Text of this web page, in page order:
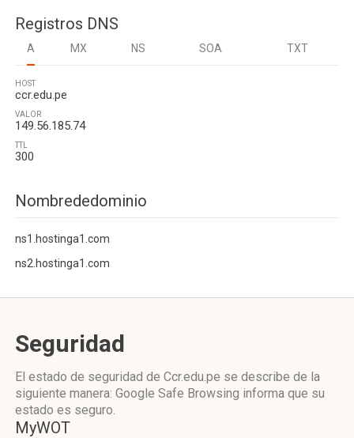
Registros DNS
A MX NS SOA TXT
HOST
ccr.edu.pe
VALOR
149.56.185.74
TTL
300
Nombrededominio
ns1.hostinga1.com
ns2.hostinga1.com
Seguridad
El estado de seguridad de Ccr.edu.pe se describe de la
siguiente manera: Google Safe Browsing informa que su
estado es seguro.
MyWOT